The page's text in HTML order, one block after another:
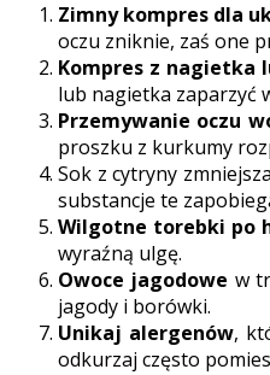
Zimny kompres dla
oczu zniknie, zaś one
Kompres z nagietka
lub nagietka zaparzyć
Przemywanie oczu
proszku z kurkumy
Sok z cytryny
substancje te
Wilgotne torebki po
wyraźną ulgę.
Owoce jagodowe w
jagody i borówki.
Unikaj alergenów,
odkurzaj często